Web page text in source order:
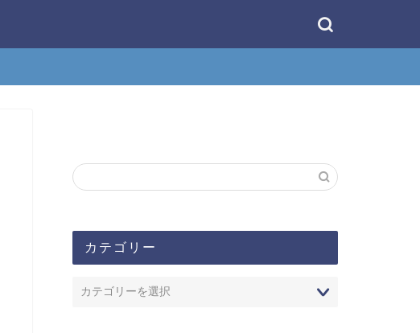
カテゴリー